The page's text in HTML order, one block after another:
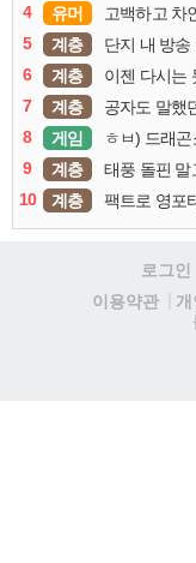
4
유머 고백하고 차
5
계층 단지 내 방송 아나운
6
계층 이젠 다시는
7
계층 공자도 말했
8
게임 ㅎㅂ) 드래
9
계층 태풍 돌핀 말
10
계층 팩트로 영포
로그인
이용약관